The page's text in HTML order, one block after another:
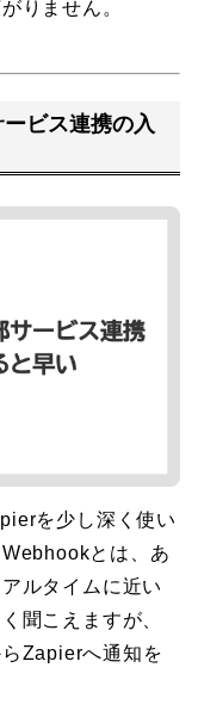
りません。
ビス連携の入
を少し深く使い
とは、あ
ルタイムに近い
聞こえますが、
Zapierへ通知を